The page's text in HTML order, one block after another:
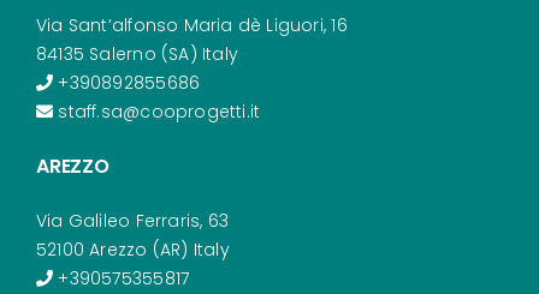
Via Sant’alfonso Maria dè Liguori, 16
84135 Salerno (SA) Italy
+390892855686
staff.sa@cooprogetti.it
AREZZO
Via Galileo Ferraris, 63
52100 Arezzo (AR) Italy
+390575355817